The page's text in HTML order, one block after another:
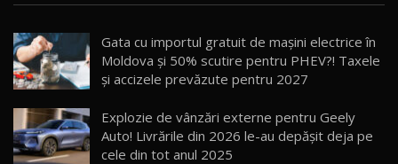
15 14:37
16
AutoBlogMD
13:10
Gata cu importul gratuit de mașini electrice în
Moldova și 50% scutire pentru PHEV?! Taxele
și accizele prevăzute pentru 2027
Explozie de vânzări externe pentru Geely
Auto! Livrările din 2026 le-au depășit deja pe
cele din tot anul 2025